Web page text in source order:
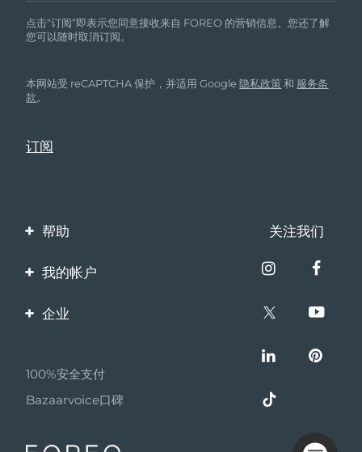
点击“订阅”即表示您同意接收来自 FOREO 的营销信息。您还了解
您可以随时取消订阅。
本网站受 reCAPTCHA 保护，并适用 Google隐私政策 和 服务条
款。
帮助
联系我们
关注我们
我的帐户
产品注册
企业
伙伴计划
联盟新闻
100%安全支付
Bazaarvoice口碑